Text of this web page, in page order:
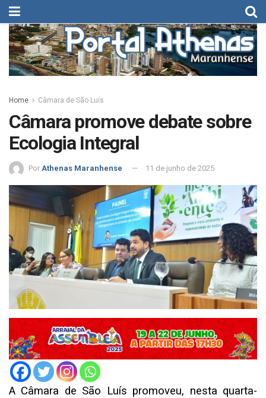
Home Câmara de São Luís
Câmara promove debate sobre
Ecologia Integral
Por Athenas Maranhense 11 de junho de 2025
A Câmara de São Luís promoveu, nesta quarta-